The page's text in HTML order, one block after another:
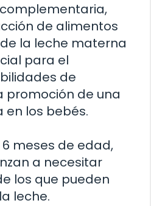
de alimentos
la leche materna
para el
de
promoción de una
los bebés.
meses de edad,
a necesitar
los que pueden
leche.